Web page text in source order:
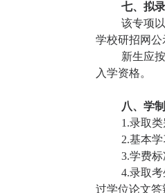
七、拟
该专项
学校研招网公
新生应
入学资格。
八、学
1.录取类
2.基本学
3.学费标
4.录取
过学位论文答